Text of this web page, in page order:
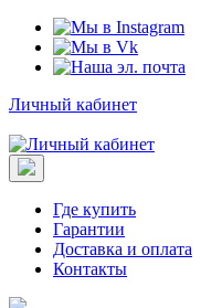
Личный кабинет
Где купить
Гарантии
Доставка и оплата
Контакты